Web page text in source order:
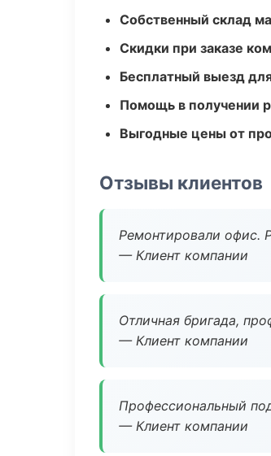
Собственный склад
Скидки при заказе
Бесплатный выезд
Помощь в получении
Выгодные цены от
Отзывы клиентов
Ремонтировали офис.
— Клиент компании
Отличная бригада,
— Клиент компании
Профессиональный
— Клиент компании